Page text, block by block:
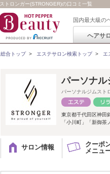
ストロンガー(STRONGER)の口コミ一覧
国内最大級の
ヘアサ
総合トップ> エステサロン検索トップ> エ
パーソナル
パーソナルジムスト
東京都千代田区神
「小川町」「新御
サロン情報
クーポ
メニュ